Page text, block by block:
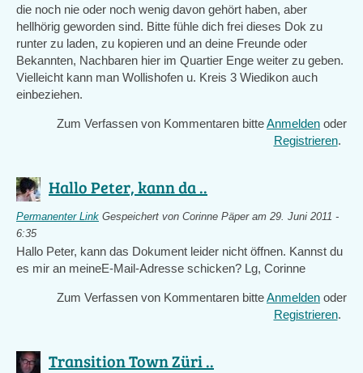
die noch nie oder noch wenig davon gehört haben, aber
hellhörig geworden sind. Bitte fühle dich frei dieses Dok zu
runter zu laden, zu kopieren und an deine Freunde oder
Bekannten, Nachbaren hier im Quartier Enge weiter zu geben.
Vielleicht kann man Wollishofen u. Kreis 3 Wiedikon auch
einbeziehen.
Zum Verfassen von Kommentaren bitteAnmelden oder
Registrieren.
Hallo Peter, kann da ..
Permanenter Link Gespeichert von Corinne Päperam 29. Juni 2011 -
6:35
Hallo Peter, kann das Dokument leider nicht öffnen. Kannst du
es mir an meineE-Mail-Adresse schicken? Lg, Corinne
Zum Verfassen von Kommentaren bitteAnmelden oder
Registrieren.
Transition Town Züri ..